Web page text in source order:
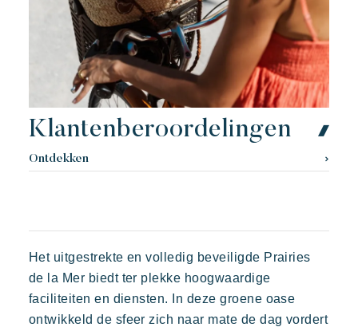
Klantenberoordelingen
Ontdekken
Het uitgestrekte en volledig beveiligde Prairies
de la Mer biedt ter plekke hoogwaardige
faciliteiten en diensten. In deze groene oase
ontwikkeld de sfeer zich naar mate de dag vordert